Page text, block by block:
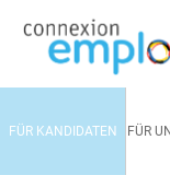
FÜR KANDIDATEN FÜR